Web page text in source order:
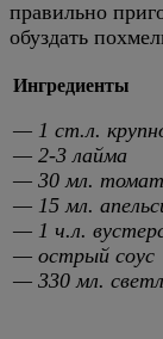
правильно
обуздать
Ингредиенты
— 1 ст.л.
— 2-3 лайма
— 30 мл.
— 15 мл.
— 1 ч.л.
— острый соус
— 330 мл.